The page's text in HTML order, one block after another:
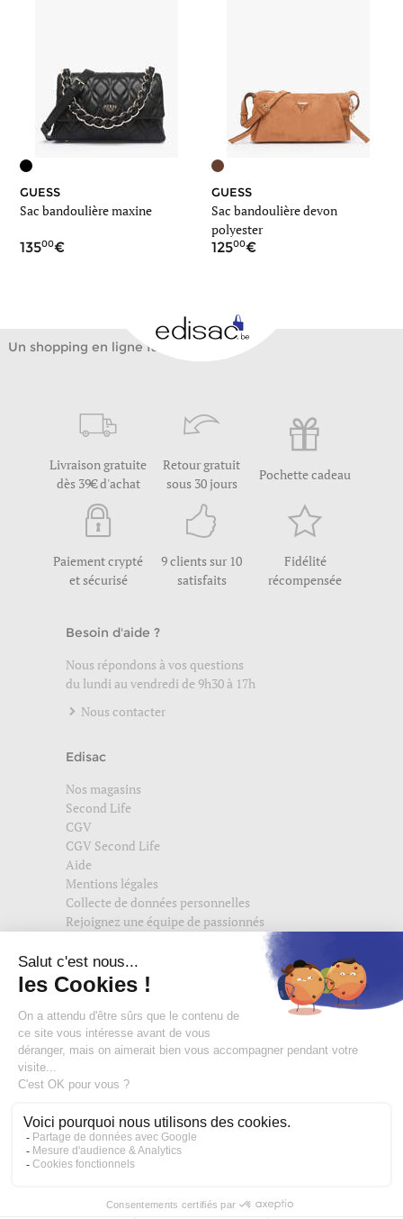
GUESS
Sac bandoulière maxine
13500
GUESS
Sac bandoulière devon
polyester
12500
Un shopping en ligne facile
Livraison gratuite
dès 39€ d'achat
Retour gratuit
sous 30 jours
Pochette cadeau
Paiement crypté
et sécurisé
9 clients sur 10
satisfaits
Fidélité
récompensée
Besoin d'aide ?
Nous répondons à vos questions
du lundi au vendredi de 9h30 à 17h
Nous contacter
Edisac
Nos magasins
Second Life
CGV
CGV Second Life
Aide
Mentions légales
Collecte de données personnelles
Rejoignez une équipe de passionnés
edisac.com
edisac.nl.
Rejoignez la communauté edisac :
Des modeuses comblées